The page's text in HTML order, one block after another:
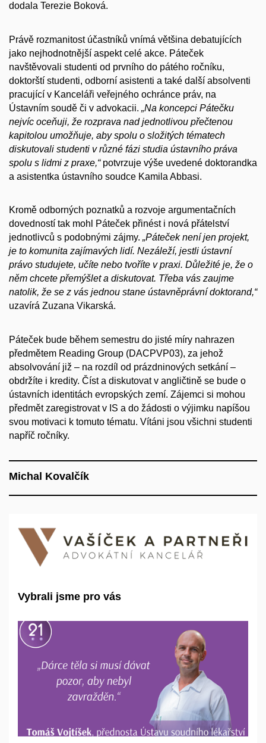
dodala Terezie Boková.
Právě rozmanitost účastníků vnímá většina debatujících
jako nejhodnotnější aspekt celé akce. Páteček
navštěvovali studenti od prvního do pátého ročníku,
doktorští studenti, odborní asistenti a také další absolventi
pracující v Kanceláři veřejného ochránce práv, na
Ústavním soudě či v advokacii. „Na koncepci Pátečku
nejvíc oceňuji, že rozprava nad jednotlivou přečtenou
kapitolou umožňuje, aby spolu o složitých tématech
diskutovali studenti v různé fázi studia ústavního práva
spolu s lidmi z praxe,“potvrzuje výše uvedené doktorandka
a asistentka ústavního soudce Kamila Abbasi.
Kromě odborných poznatků a rozvoje argumentačních
dovedností tak mohl Páteček přinést i nová přátelství
jednotlivců s podobnými zájmy. „Páteček není jen projekt,
je to komunita zajímavých lidí. Nezáleží, jestli ústavní
právo studujete, učíte nebo tvoříte v praxi. Důležité je, že o
něm chcete přemýšlet a diskutovat. Třeba vás zaujme
natolik, že se z vás jednou stane ústavněprávní doktorand,“
uzavírá Zuzana Vikarská.
Páteček bude během semestru do jisté míry nahrazen
předmětem Reading Group (DACPVP03), za jehož
absolvování již – na rozdíl od prázdninových setkání –
obdržíte i kredity. Číst a diskutovat v angličtině se bude o
ústavních identitách evropských zemí. Zájemci si mohou
předmět zaregistrovat v IS a do žádosti o výjimku napíšou
svou motivaci k tomuto tématu. Vítáni jsou všichni studenti
napříč ročníky.
Michal Kovalčík
Vybrali jsme pro vás